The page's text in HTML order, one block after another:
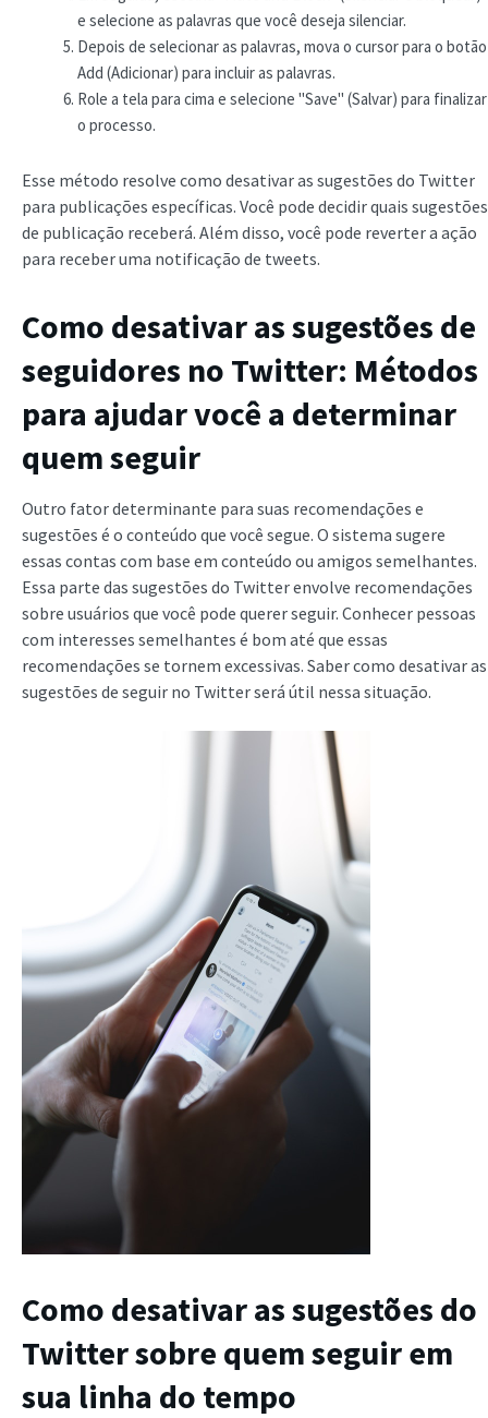
e selecione as palavras que você deseja silenciar.
Depois de selecionar as palavras, mova o cursor para o botão
Add (Adicionar) para incluir as palavras.
Role a tela para cima e selecione "Save" (Salvar) para finalizar
o processo.
Esse método resolve como desativar as sugestões do Twitter
para publicações específicas. Você pode decidir quais sugestões
de publicação receberá. Além disso, você pode reverter a ação
para receber uma notificação de tweets.
Como desativar as sugestões de
seguidores no Twitter: Métodos
para ajudar você a determinar
quem seguir
Outro fator determinante para suas recomendações e
sugestões é o conteúdo que você segue. O sistema sugere
essas contas com base em conteúdo ou amigos semelhantes.
Essa parte das sugestões do Twitter envolve recomendações
sobre usuários que você pode querer seguir. Conhecer pessoas
com interesses semelhantes é bom até que essas
recomendações se tornem excessivas. Saber como desativar as
sugestões de seguir no Twitter será útil nessa situação.
Como desativar as sugestões do
Twittersobre quem seguir em
sua linha do tempo